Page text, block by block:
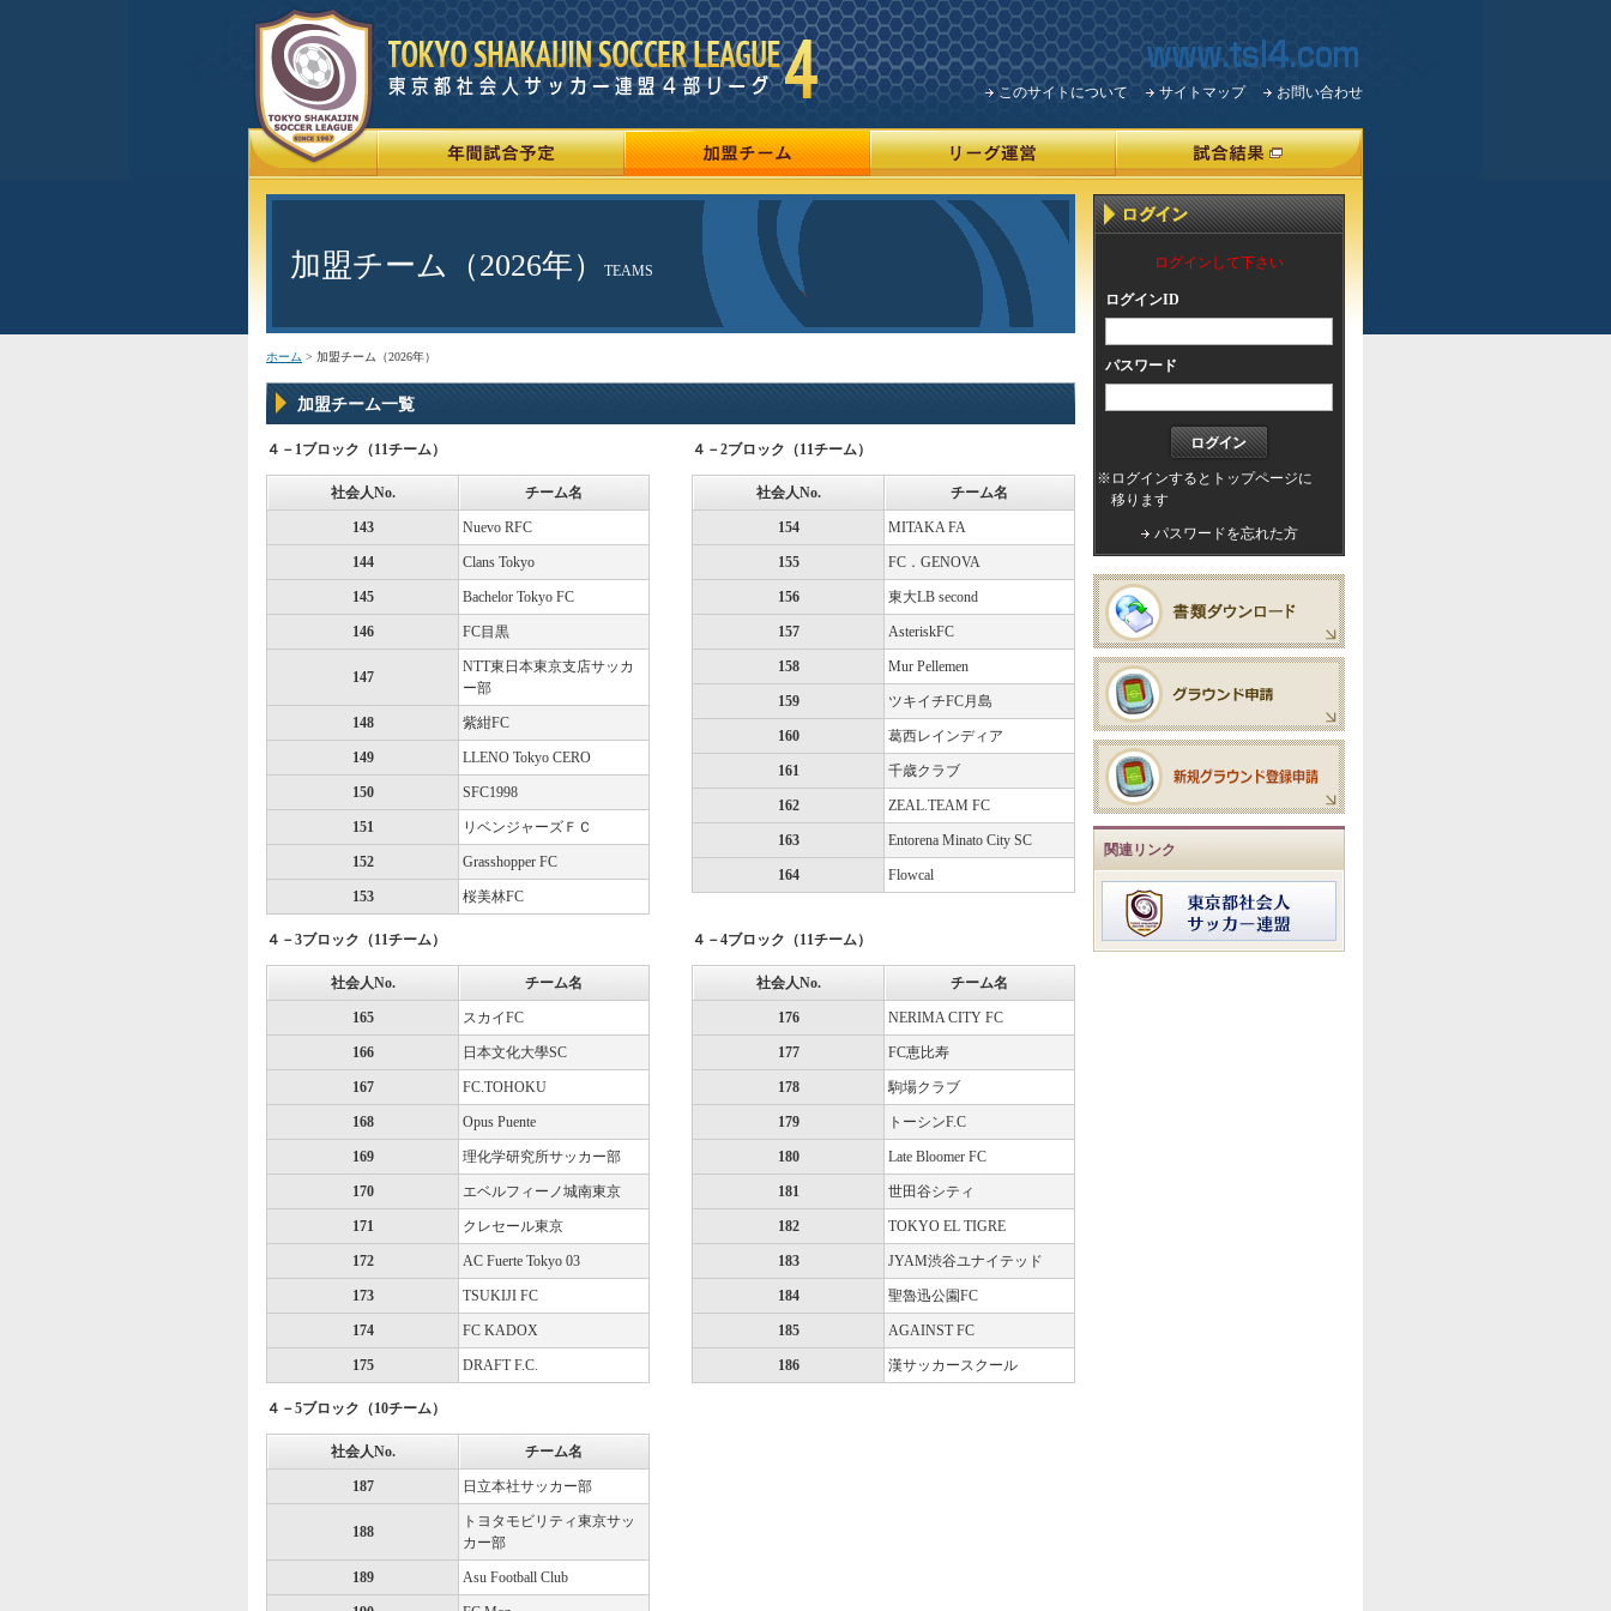
このサイトについて サイトマップ お問い合わせ
加盟チーム（2026年） TEAMS
ホーム > 加盟チーム（2026年）
加盟チーム一覧
４－1ブロック（11チーム）
社会人No. チーム名
143 Nuevo RFC
144 Clans Tokyo
145 Bachelor Tokyo FC
146 FC目黒
147
NTT東日本東京支店サッカ
ー部
148 紫紺FC
149 LLENO Tokyo CERO
150 SFC1998
151 リベンジャーズＦＣ
152 Grasshopper FC
153 桜美林FC
４－2ブロック（11チーム）
社会人No. チーム名
154 MITAKA FA
155 FC．GENOVA
156 東大LB second
157 AsteriskFC
158 Mur Pellemen
159 ツキイチFC月島
160 葛西レインディア
161 千歳クラブ
162 ZEAL.TEAM FC
163 Entorena Minato City SC
164 Flowcal
４－3ブロック（11チーム）
社会人No. チーム名
165 スカイFC
166 日本文化大學SC
167 FC.TOHOKU
168 Opus Puente
169 理化学研究所サッカー部
170 エベルフィーノ城南東京
171 クレセール東京
172 AC Fuerte Tokyo 03
173 TSUKIJI FC
174 FC KADOX
175 DRAFT F.C.
４－4ブロック（11チーム）
社会人No. チーム名
176 NERIMA CITY FC
177 FC恵比寿
178 駒場クラブ
179 トーシンF.C
180 Late Bloomer FC
181 世田谷シティ
182 TOKYO EL TIGRE
183 JYAM渋谷ユナイテッド
184 聖魯迅公園FC
185 AGAINST FC
186 漢サッカースクール
４－5ブロック（10チーム）
社会人No. チーム名
187 日立本社サッカー部
188
トヨタモビリティ東京サッ
カー部
189 Asu Football Club
ログインして下さい
ログインID
パスワード
※ログインするとトップページに
移ります
パスワードを忘れた方
関連リンク